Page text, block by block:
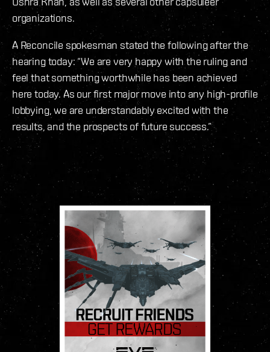
organizations.
A Reconcile spokesman stated the following after the
hearing today: “We are very happy with the ruling and
feel that something worthwhile has been achieved
here today. As our first major move into any high-profile
lobbying, we are understandably excited with the
results, and the prospects of future success.”